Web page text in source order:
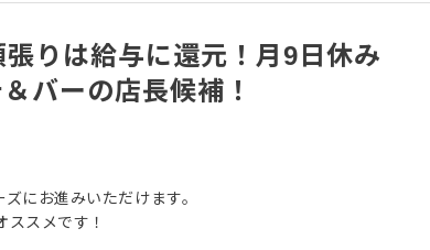
張りは給与に還元！月9日休み
バーの店長候補！
にお進みいただけます。
スメです！